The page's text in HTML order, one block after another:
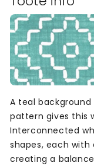
A teal
pattern gives this
Interconnected
shapes, each
creating a